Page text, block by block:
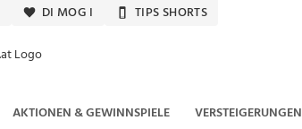
DI MOG I TIPS SHORTS
AKTIONEN & GEWINNSPIELE VERSTEIGERUNGEN